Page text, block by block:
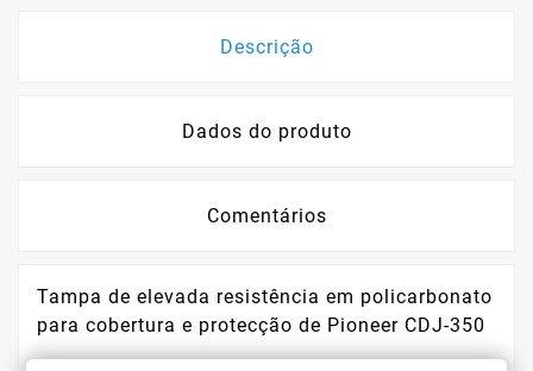
Descrição
Dados do produto
Comentários
Tampa de elevada resistência em policarbonato
para cobertura e protecção de Pioneer CDJ-350